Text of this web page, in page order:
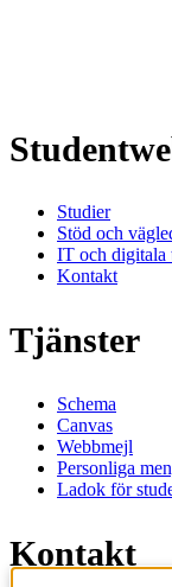
Studier
Stöd och
IT och digitala
Kontakt
Tjänster
Schema
Canvas
Webbmejl
Personliga
Ladok för
Kontakt